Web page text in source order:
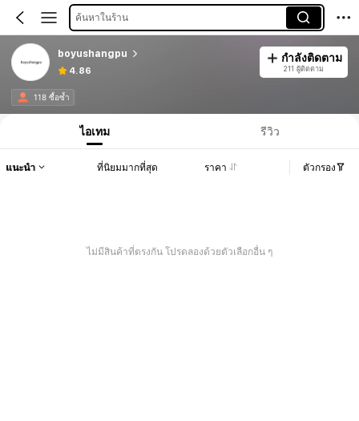
ค้นหาในร้าน
boyushangpu
4.86
กำลังติดตาม
211 ผู้ติดตาม
118 ซื้อซ้ำ
ไอเทม รีวิว
แนะนำ ที่นิยมมากที่สุด ราคา ตัวกรอง
ไม่มีสินค้าที่ตรงกัน โปรดลองด้วยตัวเลือกอื่น ๆ